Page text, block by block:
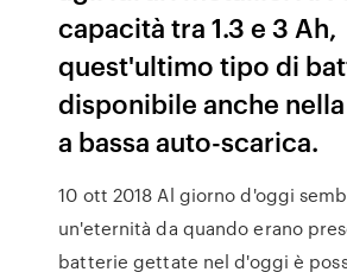
capacità tra 1.3 e 3 Ah,
quest'ultimo tipo di
disponibile anche
a bassa auto-scarica.
10 ott 2018 Al giorno d'oggi
un'eternità da quando erano
batterie gettate nel d'oggi è